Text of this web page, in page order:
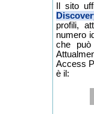
Il sito
profili,
numero
che
Access
è il: